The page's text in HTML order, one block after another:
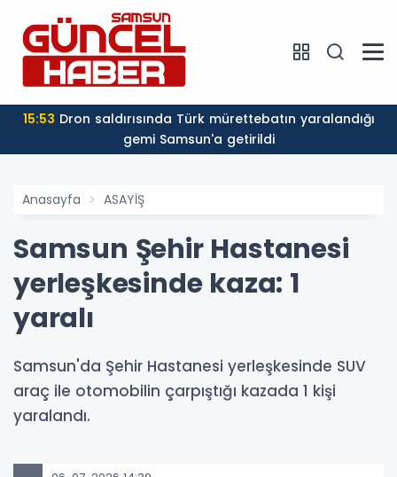
15:53
gemi Samsun'a getirildi
Anasayfa ASAYİŞ
Samsun Şehir Hastanesi
yerleşkesinde kaza: 1
yaralı
Samsun'da Şehir Hastanesi yerleşkesinde SUV
araç ile otomobilin çarpıştığı kazada 1 kişi
yaralandı.